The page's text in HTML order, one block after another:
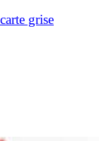
grise